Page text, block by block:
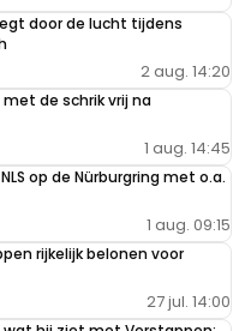
je alleen maar aan te
account.
door de lucht tijdens
2 aug. 14:20
de schrik vrij na
1 aug. 14:45
op de Nürburgring met o.a.
1 aug. 09:15
rijkelijk belonen voor
27 jul. 14:00